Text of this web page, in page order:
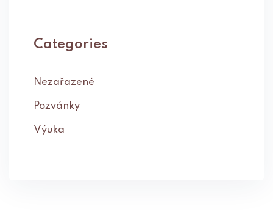
Categories
Nezařazené
Pozvánky
Výuka